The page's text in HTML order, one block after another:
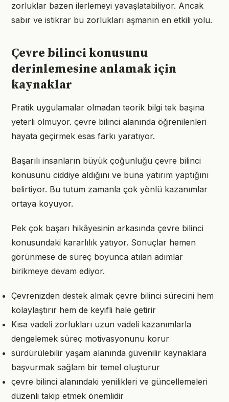
zorluklar bazen ilerlemeyi yavaşlatabiliyor. Ancak
sabır ve istikrar bu zorlukları aşmanın en etkili yolu.
Çevre bilinci konusunu
derinlemesine anlamak için
kaynaklar
Pratik uygulamalar olmadan teorik bilgi tek başına
yeterli olmuyor. çevre bilinci alanında öğrenilenleri
hayata geçirmek esas farkı yaratıyor.
Başarılı insanların büyük çoğunluğu çevre bilinci
konusunu ciddiye aldığını ve buna yatırım yaptığını
belirtiyor. Bu tutum zamanla çok yönlü kazanımlar
ortaya koyuyor.
Pek çok başarı hikâyesinin arkasında çevre bilinci
konusundaki kararlılık yatıyor. Sonuçlar hemen
görünmese de süreç boyunca atılan adımlar
birikmeye devam ediyor.
Çevrenizden destek almak çevre bilinci sürecini hem
kolaylaştırır hem de keyifli hale getirir
Kısa vadeli zorlukları uzun vadeli kazanımlarla
dengelemek süreç motivasyonunu korur
sürdürülebilir yaşam alanında güvenilir kaynaklara
başvurmak sağlam bir temel oluşturur
çevre bilinci alanındaki yenilikleri ve güncellemeleri
düzenli takip etmek önemlidir